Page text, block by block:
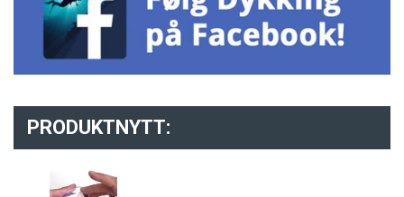
PRODUKTNYTT: